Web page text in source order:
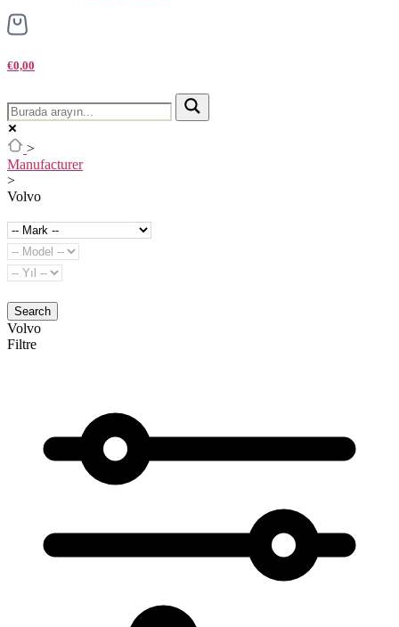
€0,00
>
Manufacturer
>
Volvo
Search
Volvo
Filtre